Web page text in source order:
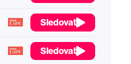
Sledovat
Sledovat